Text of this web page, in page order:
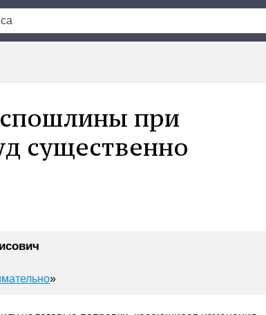
при
существенно
»